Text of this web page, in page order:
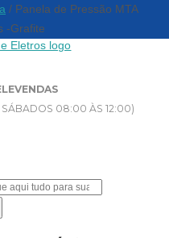
08:00 ÀS 12:00)
/ Panela de Pressão MTA
-Grafite